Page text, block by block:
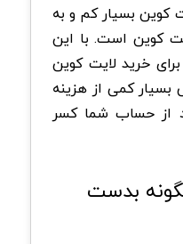
کوین بسیار کم و به
برابر ۰.۰۰۰۰۱ لایت کوین است. با این
برای خرید لایت کوین
کمی از هزینه
از حساب شما کسر
بدست